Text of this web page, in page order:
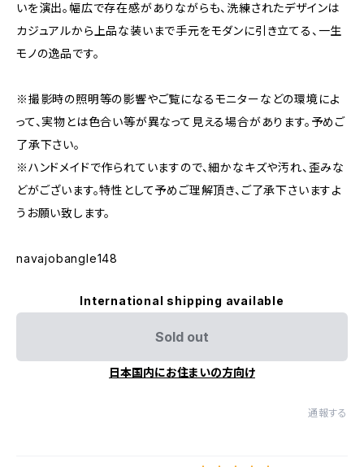
いを演出。幅広で存在感がありながらも、洗練されたデザインは
カジュアルから上品な装いまで手元をモダンに引き立てる、一生
モノの逸品です。
※撮影時の照明等の影響やご覧になるモニターなどの環境によ
って、実物とは色合い等が異なって見える場合があります。予めご
了承下さい。
※ハンドメイドで作られていますので、細かなキズや汚れ、歪みな
どがございます。特性として予めご理解頂き、ご了承下さいますよ
うお願い致します。
navajobangle148
International shipping available
Sold out
日本国内にお住まいの方向け
通報する